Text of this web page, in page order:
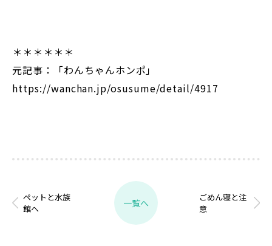
＊＊＊＊＊＊
元記事：「わんちゃんホンポ」
https://wanchan.jp/osusume/detail/4917
ペットと水族
館へ
一覧へ
ごめん寝と注
意